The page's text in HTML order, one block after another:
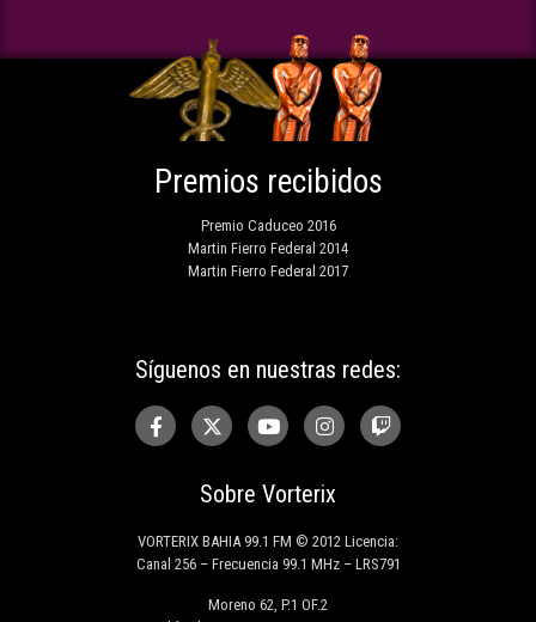
Sobre Vorterix
VORTERIX BAHIA 99.1 FM © 2012 Licencia:
Canal 256 – Frecuencia 99.1 MHz – LRS791
Moreno 62, P.1 OF.2
Síguenos en nuestras redes:
Premios recibidos
Premio Caduceo 2016
Martin Fierro Federal 2014
Martin Fierro Federal 2017